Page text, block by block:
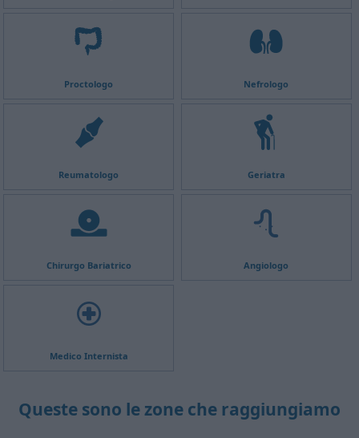
Proctologo Nefrologo
Reumatologo Geriatra
Chirurgo Bariatrico Angiologo
Medico Internista
Queste sono le zone che raggiungiamo